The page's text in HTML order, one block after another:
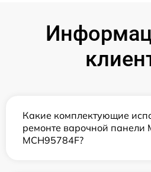
Какие комплектующие
ремонте варочной панели
MCH95784F?